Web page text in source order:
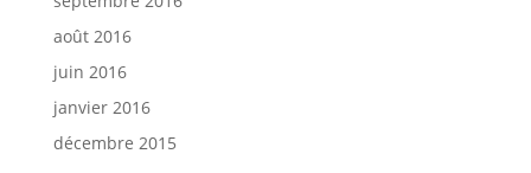
août 2016
juin 2016
janvier 2016
décembre 2015